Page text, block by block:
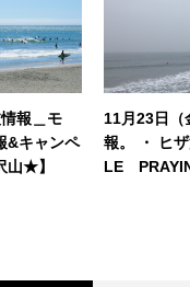
最短納
価格大幅
販売強化
報＿モ
&キャンペ
山★】
11月23日（
報。 ・ ヒザ波でも加速？ CO
LE